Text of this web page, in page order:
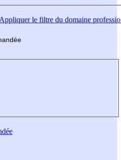
Appliquerle filtre du domaine